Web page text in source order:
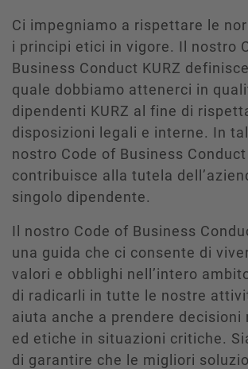
Ci impegniamo a rispettare le
i principi etici in vigore. Il nostro
Business Conduct KURZ
quale dobbiamo attenerci in
dipendenti KURZ al fine di
disposizioni legali e interne. In
nostro Code of Business Conduct
contribuisce alla tutela
singolo dipendente.
Il nostro Code of Business
una guida che ci consente di
valori e obblighi nell’intero
di radicarli in tutte le nostre
aiuta anche a prendere decisioni
ed etiche in situazioni critiche.
di garantire che le migliori